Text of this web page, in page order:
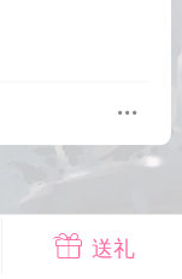
送礼